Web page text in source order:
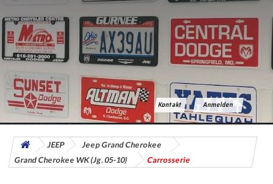
Anmelden
Kontakt
JEEP
Jeep Grand Cherokee
Grand Cherokee WK (Jg. 05-10)
Carrosserie